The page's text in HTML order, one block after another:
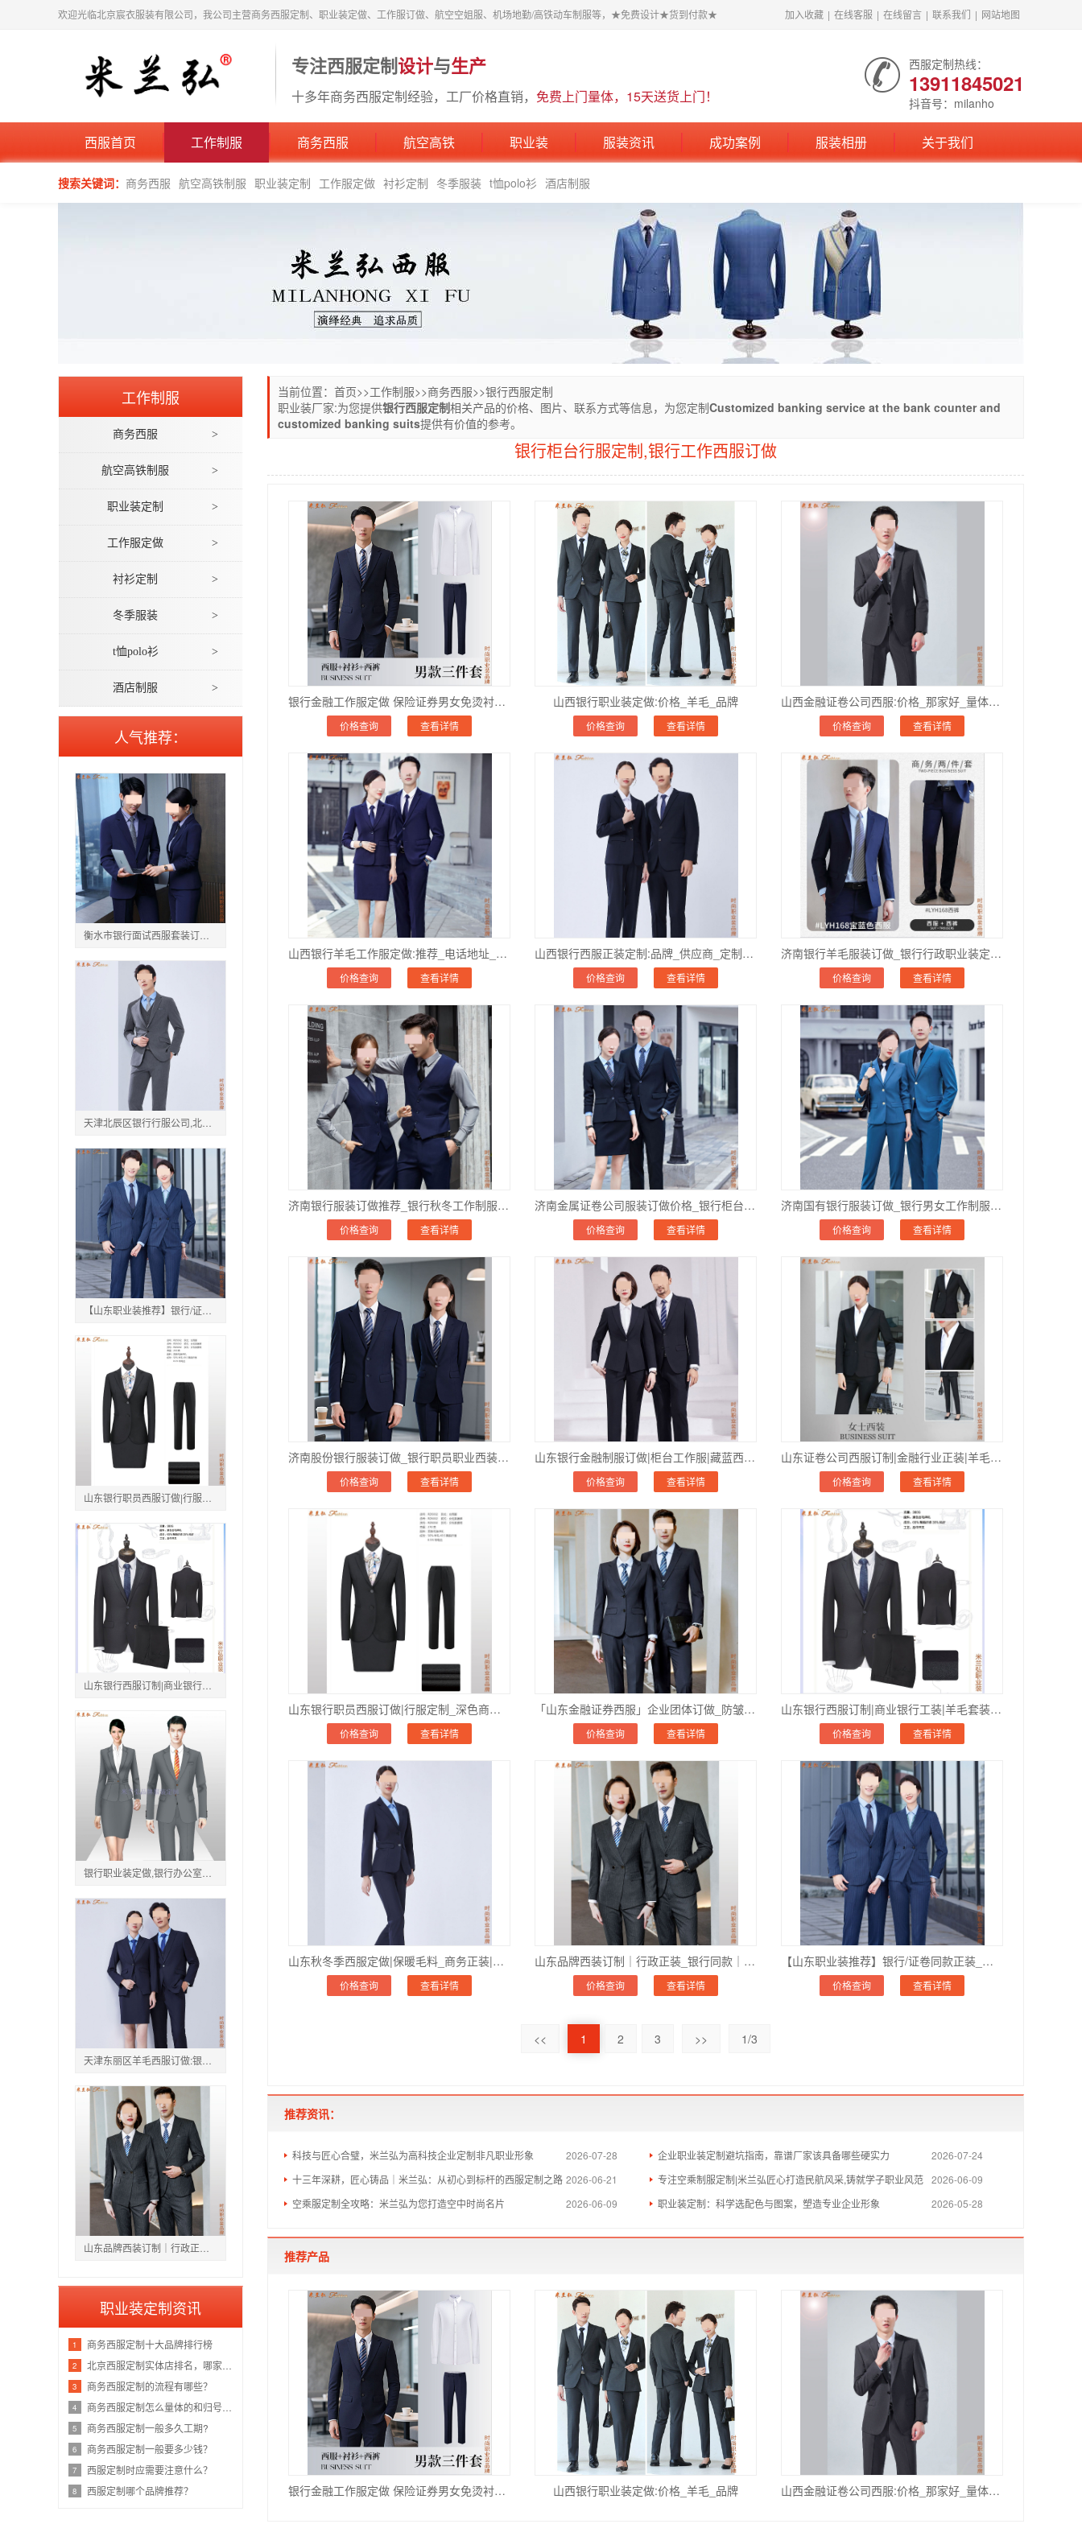
欢迎光临北京宸衣服装有限公司，我公司主营商务西服定制、职业装定做、工作服订做、航空空姐服、机场地勤/高铁动车制服等，★免费设计★货到付款★ 加入收藏 | 在线客服 | 在线留言 | 联系我们 | 网站地图
专注西服定制设计与生产
十多年商务西服定制经验，工厂价格直销， 免费上门量体，15天送货上门！
西服定制热线：
13911845021
抖音号：milanho
西服首页 工作制服 商务西服 航空高铁 职业装 服装资讯 成功案例 服装相册 关于我们
搜索关键词： 商务西服 航空高铁制服 职业装定制 工作服定做 衬衫定制 冬季服装 t恤polo衫 酒店制服
当前位置： 首页>>工作制服>>商务西服>>银行西服定制
职业装厂家:为您提供银行西服定制相关产品的价格、图片、联系方式等信息，为您定制Customized banking service at the bank counter and
customized banking suits提供有价值的参考。
银行柜台行服定制,银行工作西服订做
银行金融工作服定做 保险证券男女免烫衬衫西装团体工装
价格查询 查看详情
山西银行职业装定做:价格_羊毛_品牌
价格查询 查看详情
山西金融证卷公司西服:价格_那家好_量体定做
价格查询 查看详情
山西银行羊毛工作服定做:推荐_电话地址_品牌公司-高端商务
价格查询 查看详情
山西银行西服正装定制:品牌_供应商_定制方法
价格查询 查看详情
济南银行羊毛服装订做_银行行政职业装定做_可绣LOGO
价格查询 查看详情
济南银行服装订做推荐_银行秋冬工作制服定制_合身耐穿
价格查询 查看详情
济南金属证卷公司服装订做价格_银行柜台正装套装订制推荐_团体更优惠
价格查询 查看详情
济南国有银行服装订做_银行男女工作制服定做_面料舒适抗皱
价格查询 查看详情
济南股份银行服装订做_银行职员职业西装定制_正品行货
价格查询 查看详情
山东银行金融制服订做|柜台工作服|藏蓝西服_支持货到付款_全国包邮
价格查询 查看详情
山东证卷公司西服订制|金融行业正装|羊毛面料_价格优惠_7天交货
价格查询 查看详情
山东银行职员西服订做|行服定制_深色商务套装|厂家直销_上门量体
价格查询 查看详情
「山东金融证券西服」企业团体订做_防皱免烫_支持LOGO刺绣
价格查询 查看详情
山东银行西服订制|商业银行工装|羊毛套装_图片/价格_免费量体设计
价格查询 查看详情
山东秋冬季西服定做|保暖毛料_商务正装|银行/证券同款_订制热线
价格查询 查看详情
山东品牌西装订制｜行政正装_银行同款｜羊毛西服定制_价格透明
价格查询 查看详情
【山东职业装推荐】银行/证卷同款正装_高定品质_企业合作超千家
价格查询 查看详情
<< 1 2 3 >> 1/3
推荐资讯：
2026-07-28
科技与匠心合璧，米兰弘为高科技企业定制非凡职业形象 2026-07-24
企业职业装定制避坑指南，靠谱厂家该具备哪些硬实力
2026-06-21
十三年深耕，匠心铸品｜米兰弘：从初心到标杆的西服定制之路 2026-06-09
专注空乘制服定制|米兰弘匠心打造民航风采,铸就学子职业风范
2026-06-09
空乘服定制全攻略：米兰弘为您打造空中时尚名片 2026-05-28
职业装定制：科学选配色与图案，塑造专业企业形象
推荐产品
银行金融工作服定做 保险证券男女免烫衬衫西装团体工装 山西银行职业装定做:价格_羊毛_品牌 山西金融证卷公司西服:价格_那家好_量体定做
工作制服
商务西服 >
航空高铁制服 >
职业装定制 >
工作服定做 >
衬衫定制 >
冬季服装 >
t恤polo衫 >
酒店制服 >
人气推荐：
职业装定制资讯
1 商务西服定制十大品牌排行榜
2
3 商务西服定制的流程有哪些？
4
5 商务西服定制一般多久工期?
6 商务西服定制一般要多少钱？
7 西服定制时应需要注意什么？
8 西服定制哪个品牌推荐？